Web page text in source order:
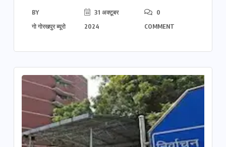
BY
गो गोरखपुर ब्यूरो
31 अक्टूबर
2024
0
COMMENT